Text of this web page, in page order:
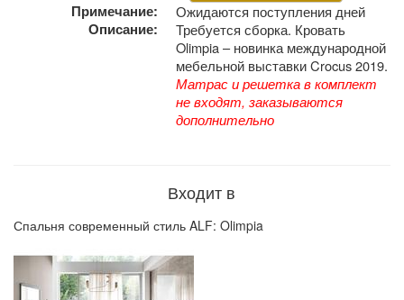
Примечание:
Ожидаются поступления дней
Описание:
Требуется сборка. Кровать
Olimpia – новинка международной
мебельной выставки Crocus 2019.
Матрас и решетка в комплект
не входят, заказываются
дополнительно
Входит в
Спальня современный стиль ALF: Olimpia